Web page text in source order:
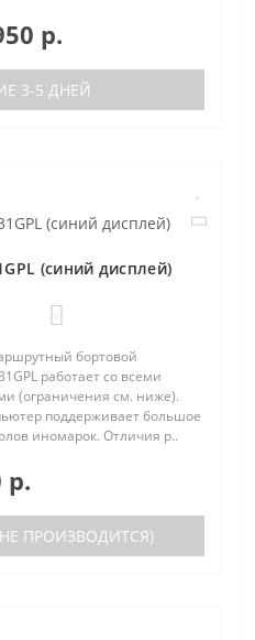
р.
3-5 ДНЕЙ
(синий дисплей)
бортовой
работает со всеми
(ограничения см. ниже).
поддерживает большое
иномарок. Отличия р..
р.
ПРОИЗВОДИТСЯ)